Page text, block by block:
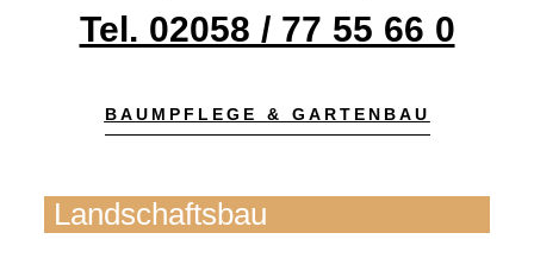
Tel. 02058 / 77 55 66 0
BAUMPFLEGE & GARTENBAU
Landschaftsbau